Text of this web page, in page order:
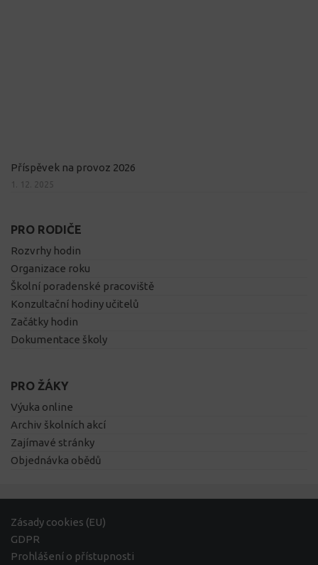
Příspěvek na provoz 2026
1. 12. 2025
PRO RODIČE
Rozvrhy hodin
Organizace roku
Školní poradenské pracoviště
Konzultační hodiny učitelů
Začátky hodin
Dokumentace školy
PRO ŽÁKY
Výuka online
Archiv školních akcí
Zajímavé stránky
Objednávka obědů
Zásady cookies (EU)
GDPR
Prohlášení o přístupnosti